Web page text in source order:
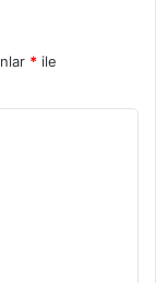
* ile